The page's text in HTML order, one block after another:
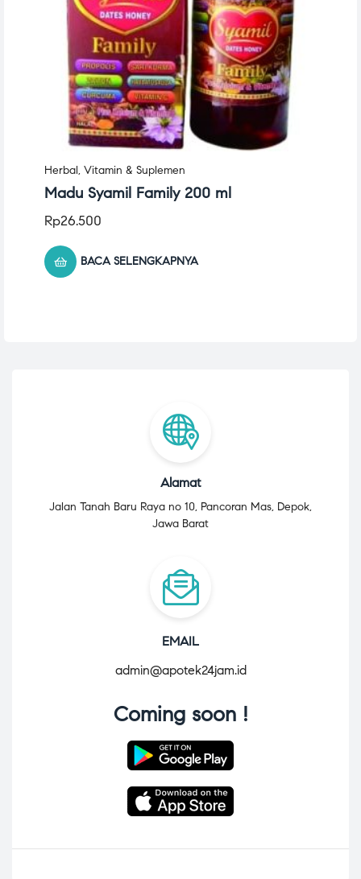
Herbal, Vitamin & Suplemen
Madu Syamil Family 200 ml
Rp26.500
BACA SELENGKAPNYA
Alamat
Jalan Tanah Baru Raya no 10, Pancoran Mas, Depok,
Jawa Barat
EMAIL
admin@apotek24jam.id
Coming soon !